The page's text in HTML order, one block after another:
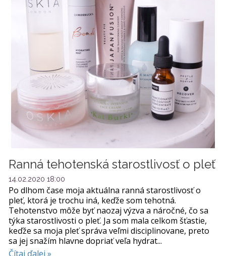
Ranná tehotenská starostlivosť o pleť
14.02.2020 18:00
Po dlhom čase moja aktuálna ranná starostlivosť o
pleť, ktorá je trochu iná, keďže som tehotná.
Tehotenstvo môže byť naozaj výzva a náročné, čo sa
týka starostlivosti o pleť. Ja som mala celkom šťastie,
keďže sa moja pleť správa veľmi disciplinovane, preto
sa jej snažím hlavne dopriať veľa hydrat...
Čítaj ďalej »